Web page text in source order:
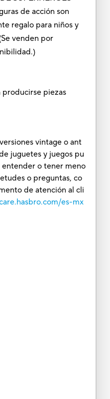
de acción son
regalo para niños y
venden por
producirse piezas
vintage o ant
juguetes y juegos pu
o tener meno
o preguntas, co
de atención al cli
es-mx